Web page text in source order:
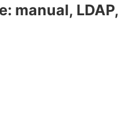
manual, LDAP,